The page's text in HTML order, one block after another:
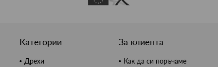
Категории
Дрехи
За клиента
Как да си поръчаме